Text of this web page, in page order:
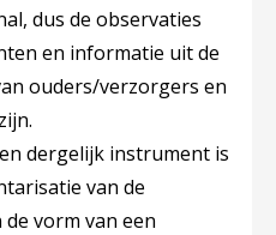
dus de observaties
en informatie uit de
ouders/verzorgers en
dergelijk instrument is
van de
vorm van een